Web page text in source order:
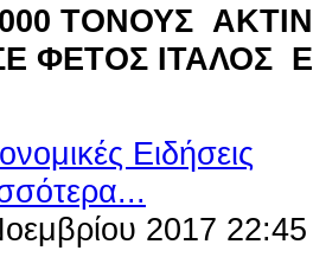
ΤΟΝΟΥΣ
ΦΕΤΟΣ ΙΤΑΛΟΣ
Ειδήσεις
2017 22:45